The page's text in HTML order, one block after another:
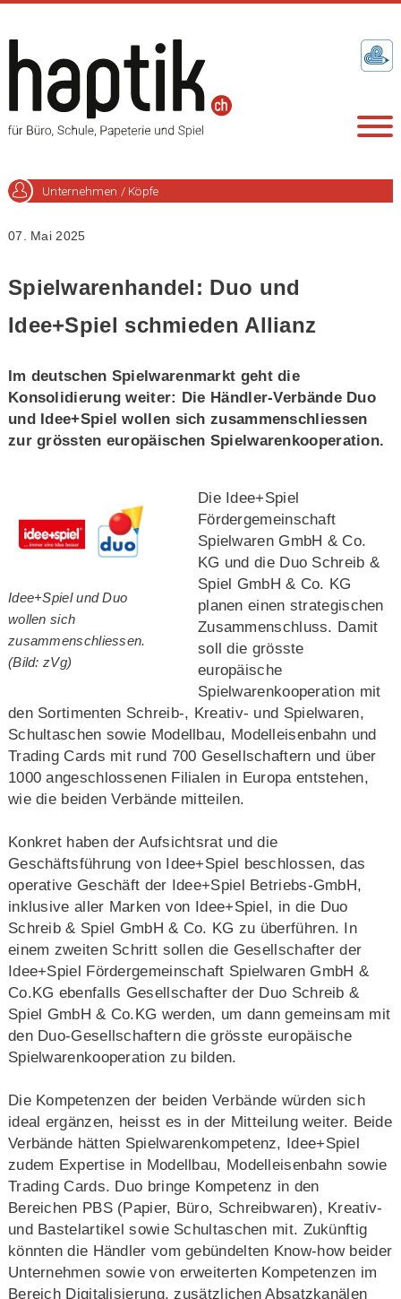
Unternehmen / Köpfe
07. Mai 2025
Spielwarenhandel: Duo und
Idee+Spiel schmieden Allianz
Im deutschen Spielwarenmarkt geht die
Konsolidierung weiter: Die Händler-Verbände Duo
und Idee+Spiel wollen sich zusammenschliessen
zur grössten europäischen Spielwarenkooperation.
Idee+Spiel und Duo
wollen sich
zusammenschliessen.
(Bild: zVg)
Die Idee+Spiel
Fördergemeinschaft
Spielwaren GmbH & Co.
KG und die Duo Schreib &
Spiel GmbH & Co. KG
planen einen strategischen
Zusammenschluss. Damit
soll die grösste
europäische
Spielwarenkooperation mit
den Sortimenten Schreib-, Kreativ- und Spielwaren,
Schultaschen sowie Modellbau, Modelleisenbahn und
Trading Cards mit rund 700 Gesellschaftern und über
1000 angeschlossenen Filialen in Europa entstehen,
wie die beiden Verbände mitteilen.
Konkret haben der Aufsichtsrat und die
Geschäftsführung von Idee+Spiel beschlossen, das
operative Geschäft der Idee+Spiel Betriebs-GmbH,
inklusive aller Marken von Idee+Spiel, in die Duo
Schreib & Spiel GmbH & Co. KG zu überführen. In
einem zweiten Schritt sollen die Gesellschafter der
Idee+Spiel Fördergemeinschaft Spielwaren GmbH &
Co.KG ebenfalls Gesellschafter der Duo Schreib &
Spiel GmbH & Co.KG werden, um dann gemeinsam mit
den Duo-Gesellschaftern die grösste europäische
Spielwarenkooperation zu bilden.
Die Kompetenzen der beiden Verbände würden sich
ideal ergänzen, heisst es in der Mitteilung weiter. Beide
Verbände hätten Spielwarenkompetenz, Idee+Spiel
zudem Expertise in Modellbau, Modelleisenbahn sowie
Trading Cards. Duo bringe Kompetenz in den
Bereichen PBS (Papier, Büro, Schreibwaren), Kreativ-
und Bastelartikel sowie Schultaschen mit. Zukünftig
könnten die Händler vom gebündelten Know-how beider
Unternehmen sowie von erweiterten Kompetenzen im
Bereich Digitalisierung, zusätzlichen Absatzkanälen